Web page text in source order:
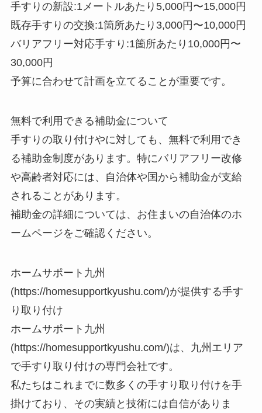
手すりの新設:1メートルあたり5,000円〜15,000円
既存手すりの交換:1箇所あたり3,000円〜10,000円
バリアフリー対応手すり:1箇所あたり10,000円〜
30,000円
予算に合わせて計画を立てることが重要です。
無料で利用できる補助金について
手すりの取り付けやに対しても、無料で利用でき
る補助金制度があります。特にバリアフリー改修
や高齢者対応には、自治体や国から補助金が支給
されることがあります。
補助金の詳細については、お住まいの自治体のホ
ームページをご確認ください。
ホームサポート九州
(https://homesupportkyushu.com/)が提供する手す
り取り付け
ホームサポート九州
(https://homesupportkyushu.com/)は、九州エリア
で手すり取り付けの専門会社です。
私たちはこれまでに数多くの手すり取り付けを手
掛けており、その実績と技術には自信がありま